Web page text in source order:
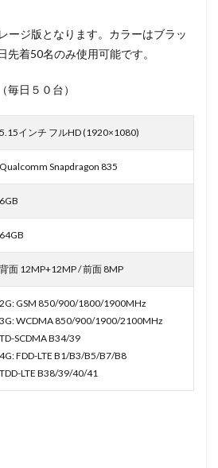
ージ版となります。カラーはブラッ
先着50名のみ使用可能です。
日５０台）
5.15インチ フルHD (1920×1080)
Qualcomm Snapdragon 835
6GB
64GB
背面 12MP+12MP / 前面 8MP
2G: GSM 850/900/1800/1900MHz
3G: WCDMA 850/900/1900/2100MHz
TD-SCDMA B34/39
4G: FDD-LTE B1/B3/B5/B7/B8
TDD-LTE B38/39/40/41